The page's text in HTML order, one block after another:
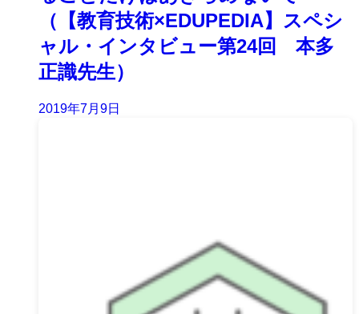
（【教育技術×EDUPEDIA】スペシ
ャル・インタビュー第24回 本多
正識先生）
2019年7月9日